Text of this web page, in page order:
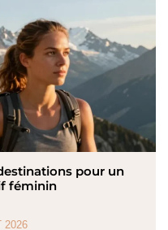
pour un
féminin
2026